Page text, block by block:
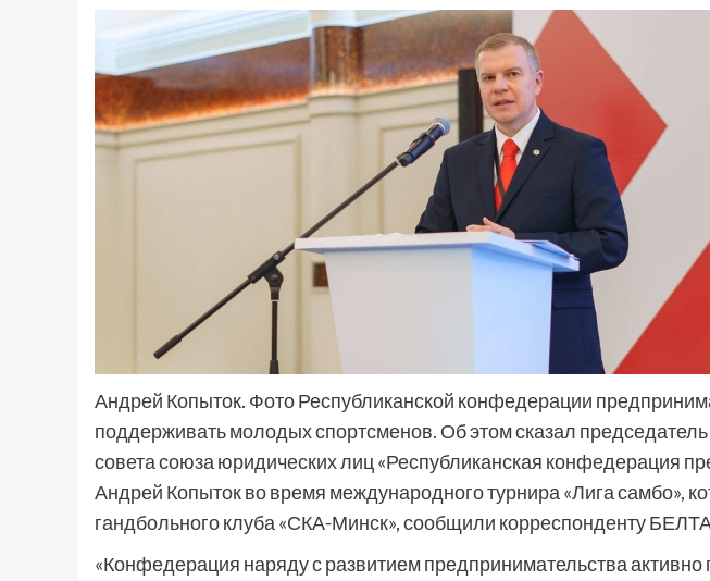
Андрей Копыток. Фото Республиканской конфедерации
поддерживать молодых спортсменов. Об этом сказал
совета союза юридических лиц «Республиканская конфедерация
Андрей Копыток во время международного турнира «Лига самбо»,
гандбольного клуба «СКА-Минск», сообщили корреспонденту
«Конфедерация наряду с развитием предпринимательства